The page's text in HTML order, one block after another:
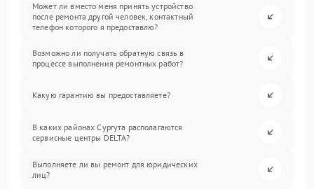
Может ли вместо меня принять устройство
после ремонта другой человек, контактный
телефон которого я предоставлю?
Возможно ли получать обратную связь в
процессе выполнения ремонтных работ?
Какую гарантию вы предоставляете?
В каких районах Сургута располагаются
сервисные центры DELTA?
Выполняете ли вы ремонт для юридических
лиц?